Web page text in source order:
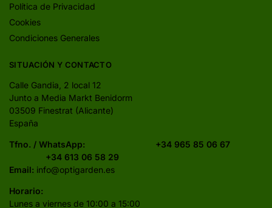
Política de Privacidad
Cookies
Condiciones Generales
SITUACIÓN Y CONTACTO
Calle Gandia, 2 local 12
Junto a Media Markt Benidorm
03509 Finestrat (Alicante)
España
Tfno. / WhatsApp: +34 965 85 06 67
+34 613 06 58 29
Email: info@optigarden.es
Horario:
Lunes a viernes de 10:00 a 15:00